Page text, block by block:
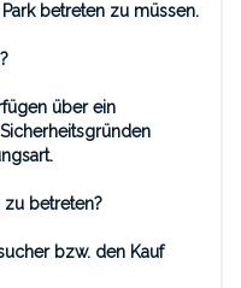
betreten zu müssen.
über ein
zu betreten?
bzw. den Kauf